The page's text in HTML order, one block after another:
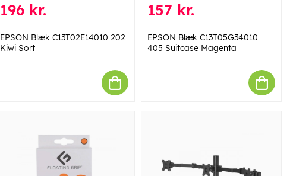
196 kr.
EPSON Blæk C13T02E14010 202
Kiwi Sort
157 kr.
EPSON Blæk C13T05G34010
405 Suitcase Magenta